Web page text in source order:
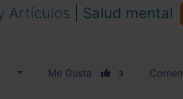
Artículos Salud mental
Me Gusta 3